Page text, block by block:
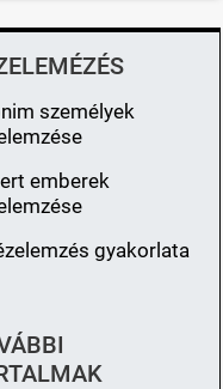
személyek
emberek
gyakorlata